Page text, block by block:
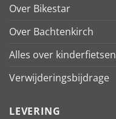
Over Bikestar
Over Bachtenkirch
Alles over kinderfietsen
Verwijderingsbijdrage
LEVERING